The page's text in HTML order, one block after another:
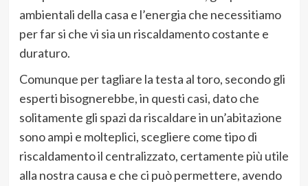
ambientali della casa e l’energia che necessitiamo
per far si che vi sia un riscaldamento costante e
duraturo.
Comunque per tagliare la testa al toro, secondo gli
esperti bisognerebbe, in questi casi, dato che
solitamente gli spazi da riscaldare in un’abitazione
sono ampi e molteplici, scegliere come tipo di
riscaldamento il centralizzato, certamente più utile
alla nostra causa e che ci può permettere, avendo